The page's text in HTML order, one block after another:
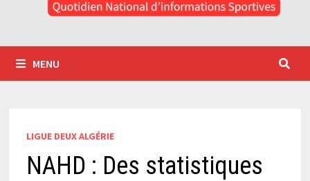
MENU
LIGUE DEUX ALGÉRIE
NAHD : Des statistiques